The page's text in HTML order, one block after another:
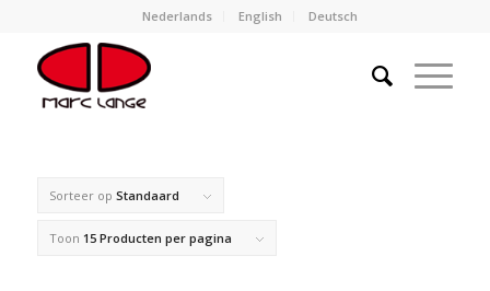
Nederlands English Deutsch
Sorteer op Standaard
Toon 15 Producten per pagina